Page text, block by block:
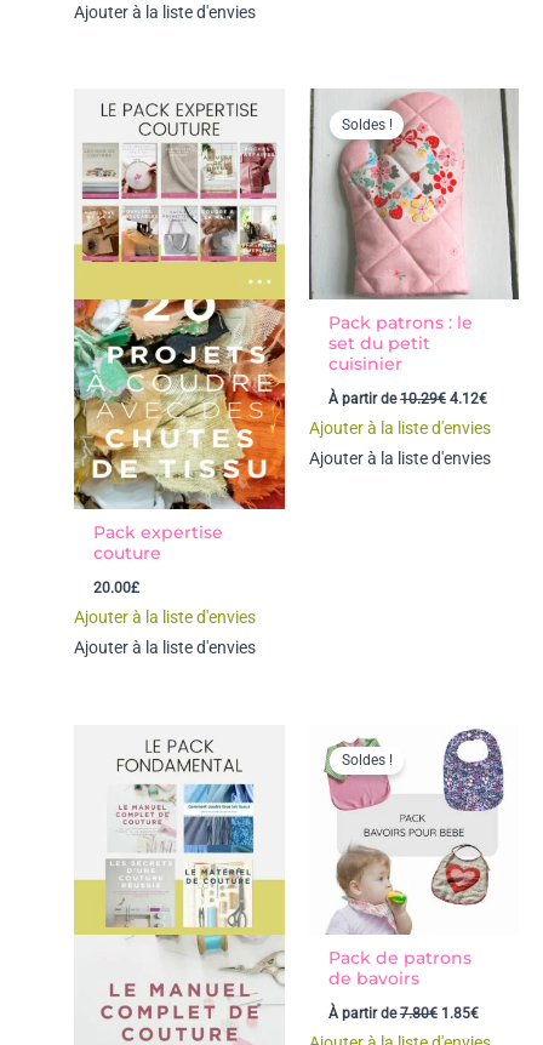
Ajouter à la liste d'envies
Pack expertise
couture
20.00£
Ajouter à la liste d'envies
Ajouter à la liste d'envies
Soldes !
Pack patrons : le
set du petit
cuisinier
À partir de10.29€ Le
initial
était :
10.29€.
4.12€Le
actuel
4.12€.
Ajouter à la liste d'envies
Ajouter à la liste d'envies
Soldes !
Pack de patrons
de bavoirs
À partir de7.80€ Le1.85€Le